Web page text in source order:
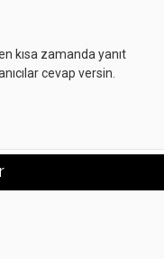
kısa zamanda yanıt
cevap versin.